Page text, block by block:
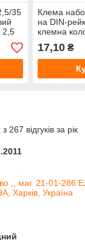
35
2,5
Клема
на DIN-
клемна
електрощита
17,10₴
267 відгуків за рік
,, маг. 21-01-286
Харків, Україна